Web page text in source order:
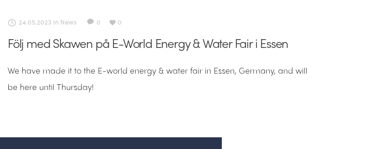
24.05.2023 in News 0 0
Följ med Skawen på E-World Energy & Water Fair i Essen
We have made it to the E-world energy & water fair in Essen, Germany, and will
be here until Thursday!